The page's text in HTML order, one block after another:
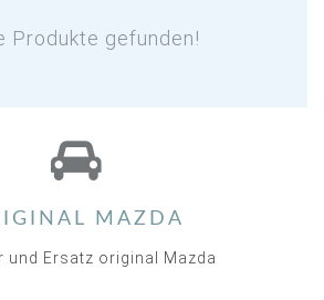
Produkte gefunden!
MAZDA
und Ersatz original Mazda